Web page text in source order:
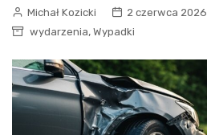
Michał Kozicki
2 czerwca 2026
wydarzenia, Wypadki